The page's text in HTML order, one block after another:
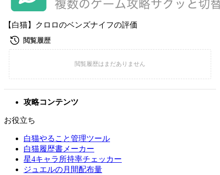
【白猫】クロロのベンズナイフの評価
攻略コンテンツ
お役立ち
白猫やること管理ツール
白猫履歴書メーカー
星4キャラ所持率チェッカー
ジュエルの月間配布量